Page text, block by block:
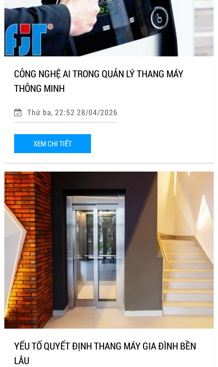
CÔNG NGHỆ AI TRONG QUẢN LÝ THANG MÁY
THÔNG MINH
Thứ ba, 22:52 28/04/2026
XEM CHI TIẾT
YẾU TỐ QUYẾT ĐỊNH THANG MÁY GIA ĐÌNH BỀN
LÂU